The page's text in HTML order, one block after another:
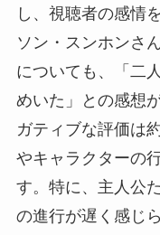
し、視聴者の感情
ソン・スンホンさ
についても、「二
めいた」との感想
ガティブな評価は
やキャラクターの
す。特に、主人公
の進行が遅く感じ